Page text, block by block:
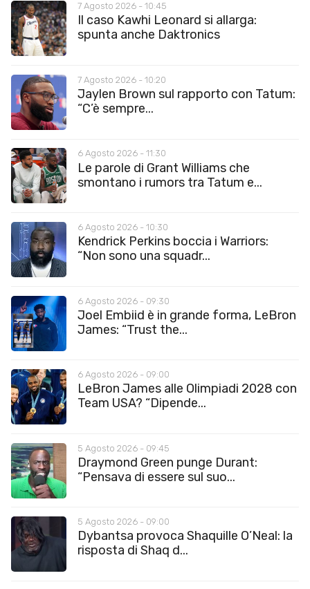
7 Agosto 2026 - 10:45
Il caso Kawhi Leonard si allarga:
spunta anche Daktronics
7 Agosto 2026 - 10:20
Jaylen Brown sul rapporto con Tatum:
“C’è sempre...
6 Agosto 2026 - 11:30
Le parole di Grant Williams che
smontano i rumors tra Tatum e...
6 Agosto 2026 - 10:30
Kendrick Perkins boccia i Warriors:
“Non sono una squadr...
6 Agosto 2026 - 09:30
Joel Embiid è in grande forma, LeBron
James: “Trust the...
6 Agosto 2026 - 09:00
LeBron James alle Olimpiadi 2028 con
Team USA? “Dipende...
5 Agosto 2026 - 09:45
Draymond Green punge Durant:
“Pensava di essere sul suo...
5 Agosto 2026 - 09:00
Dybantsa provoca Shaquille O’Neal: la
risposta di Shaq d...